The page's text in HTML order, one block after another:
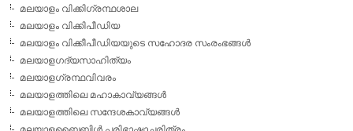
മലയാളം വിക്കിഗ്രന്ഥശാല
മലയാളം വിക്കിപീഡിയ
മലയാളം വിക്കീപീഡിയയുടെ സഹോദര സംരംഭങ്ങള്‍
മലയാളഗദ്യസാഹിത്യം
മലയാളഗ്രന്ഥവിവരം
മലയാളത്തിലെ മഹാകാവ്യങ്ങള്‍
മലയാളത്തിലെ സന്ദേശകാവ്യങ്ങള്‍